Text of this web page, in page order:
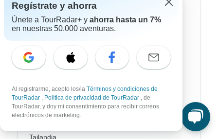
Sudáfrica
Bali
China
India
Nueva Zelanda
Sri Lanka
Tailandia
Regístrate y ahorra
Únete a TourRadar+ y ahorra hasta un 7%
en nuestras 50.000 aventuras.
Al registrarme, acepto los/la Términos y condiciones de
TourRadar , Política de privacidad de TourRadar , de
TourRadar, y doy mi consentimiento para recibir correos
electrónicos de marketing.